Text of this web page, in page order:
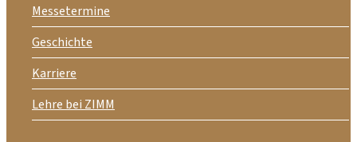
Messetermine
Geschichte
Karriere
Lehre bei ZIMM